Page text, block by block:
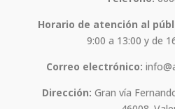
Horario de atención al
9:00 a 13:00 y de
Correo electrónico:
Dirección: Gran vía